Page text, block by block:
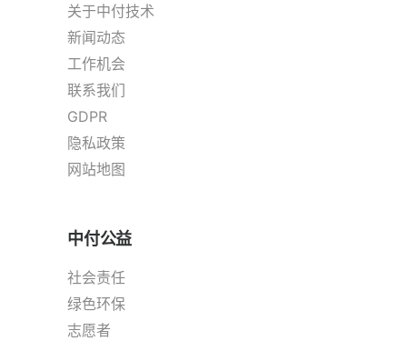
关于中付技术
新闻动态
工作机会
联系我们
GDPR
隐私政策
网站地图
中付公益
社会责任
绿色环保
志愿者